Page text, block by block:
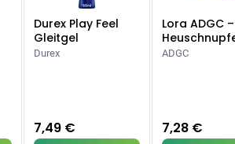
Durex Play Feel
Gleitgel
Durex
7,49 €
Lora ADGC
Allergien
ADGC
7,28 €